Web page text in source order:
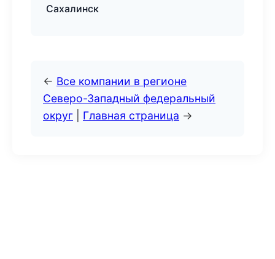
Сахалинск
← Все компании в регионе
Северо-Западный федеральный
округ
Главная страница →